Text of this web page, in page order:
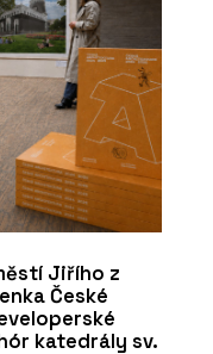
Jiřího z
České
katedrály sv.